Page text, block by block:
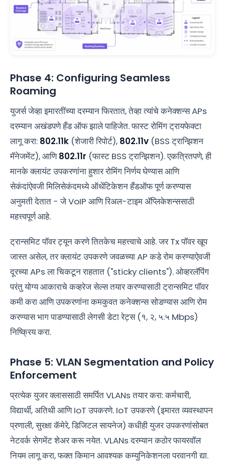
Phase 4: Configuring Seamless
Roaming
युजर्स जेव्हा इमारतींच्या दरम्यान फिरतात, तेव्हा त्यांचे कनेक्शन्स APs
दरम्यान अखंडपणे हँड ऑफ झाले पाहिजेत. फास्ट रोमिंग ट्रायफेक्टा
लागू करा: 802.11k (शेजारी रिपोर्ट), 802.11v (BSS ट्रान्झिशन
मॅनेजमेंट), आणि802.11r (फास्ट BSS ट्रान्झिशन). एकत्रितपणे, ही
मानके क्लायंट उपकरणांना हुशार रोमिंग निर्णय घेण्यास आणि
सेकंदांऐवजी मिलिसेकंदमध्ये ऑथेंटिकेशन हँडऑफ पूर्ण करण्यास
अनुमती देतात - जे VoIP आणि रिअल-टाइम ॲप्लिकेशन्ससाठी
महत्त्वपूर्ण आहे.
ट्रान्समिट पॉवर ट्यून करणे तितकेच महत्त्वाचे आहे. जर Tx पॉवर खूप
जास्त असेल, तर क्लायंट उपकरणे जवळच्या AP कडे रोम करण्याऐवजी
दूरच्या APs ला चिकटून राहतात ("sticky clients"). ओव्हरलॅपिंग
परंतु योग्य आकाराचे कव्हरेज सेल्स तयार करण्यासाठी ट्रान्समिट पॉवर
कमी करा आणि उपकरणांना कमकुवत कनेक्शन्स सोडण्यास आणि रोम
करण्यास भाग पाडण्यासाठी लेगसी डेटा रेट्स (१, २, ५.५ Mbps)
निष्क्रिय करा.
Phase 5: VLAN Segmentation and Policy
Enforcement
प्रत्येक युजर क्लाससाठी समर्पित VLANs तयार करा: कर्मचारी,
विद्यार्थी, अतिथी आणि IoT उपकरणे. IoT उपकरणे (इमारत व्यवस्थापन
प्रणाली, सुरक्षा कॅमेरे, डिजिटल सायनेज) कधीही युजर उपकरणांसोबत
नेटवर्क सेगमेंट शेअर करू नयेत. VLANs दरम्यान कठोर फायरवॉल
नियम लागू करा, फक्त किमान आवश्यक कम्युनिकेशनला परवानगी द्या.